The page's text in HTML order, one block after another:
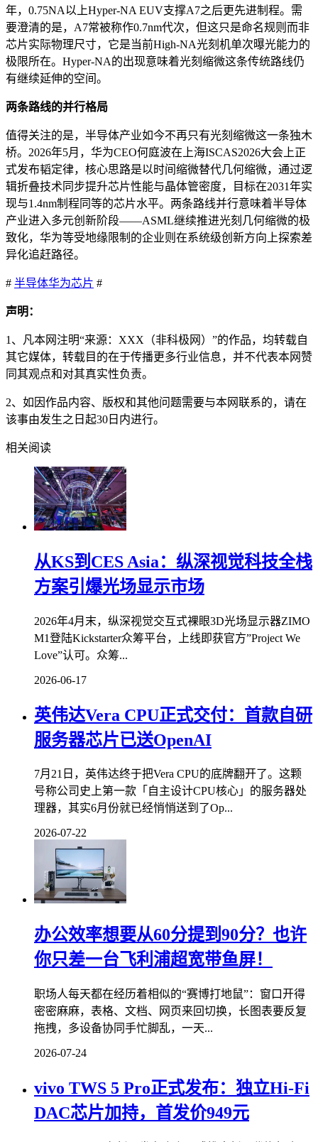
年，0.75NA以上Hyper-NA EUV支撑A7之后更先进制程。需
要澄清的是，A7常被称作0.7nm代次，但这只是命名规则而非
芯片实际物理尺寸，它是当前High-NA光刻机单次曝光能力的
极限所在。Hyper-NA的出现意味着光刻缩微这条传统路线仍
有继续延伸的空间。
两条路线的并行格局
值得关注的是，半导体产业如今不再只有光刻缩微这一条独木
桥。2026年5月，华为CEO何庭波在上海ISCAS2026大会上正
式发布韬定律，核心思路是以时间缩微替代几何缩微，通过逻
辑折叠技术同步提升芯片性能与晶体管密度，目标在2031年实
现与1.4nm制程同等的芯片水平。两条路线并行意味着半导体
产业进入多元创新阶段——ASML继续推进光刻几何缩微的极
致化，华为等受地缘限制的企业则在系统级创新方向上探索差
异化追赶路径。
# 半导体华为芯片 #
声明：
1、凡本网注明“来源：XXX（非科极网）”的作品，均转载自
其它媒体，转载目的在于传播更多行业信息，并不代表本网赞
同其观点和对其真实性负责。
2、如因作品内容、版权和其他问题需要与本网联系的，请在
该事由发生之日起30日内进行。
相关阅读
从KS到CES Asia：纵深视觉科技全栈
方案引爆光场显示市场
2026年4月末，纵深视觉交互式裸眼3D光场显示器ZIMO
M1登陆Kickstarter众筹平台，上线即获官方”Project We
Love”认可。众筹...
2026-06-17
英伟达Vera CPU正式交付：首款自研
服务器芯片已送OpenAI
7月21日，英伟达终于把Vera CPU的底牌翻开了。这颗
号称公司史上第一款「自主设计CPU核心」的服务器处
理器，其实6月份就已经悄悄送到了Op...
2026-07-22
办公效率想要从60分提到90分？也许
你只差一台飞利浦超宽带鱼屏！
职场人每天都在经历着相似的“赛博打地鼠”：窗口开得
密密麻麻，表格、文档、网页来回切换，长图表要反复
拖拽，多设备协同手忙脚乱，一天...
2026-07-24
vivo TWS 5 Pro正式发布：独立Hi-Fi
DAC芯片加持，首发价949元